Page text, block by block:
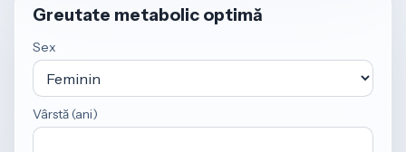
Greutate metabolic optimă
Sex
Vârstă (ani)